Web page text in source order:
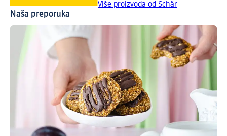
Više proizvoda od Schär
Naša preporuka